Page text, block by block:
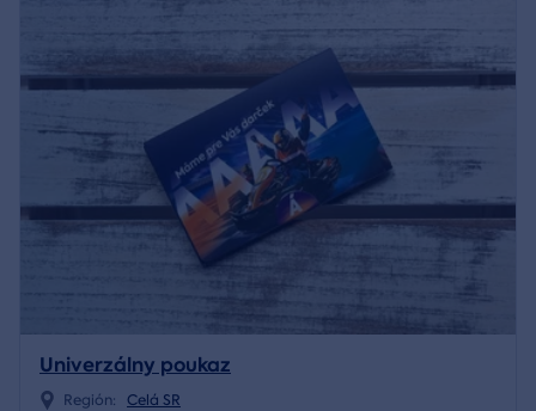
Univerzálny poukaz
Región: Celá SR